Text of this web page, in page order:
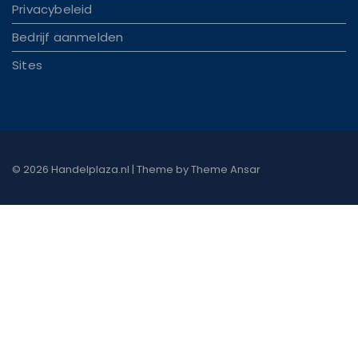
Privacybeleid
Bedrijf aanmelden
Sites
© 2026 Handelplaza.nl | Theme byTheme Ansar